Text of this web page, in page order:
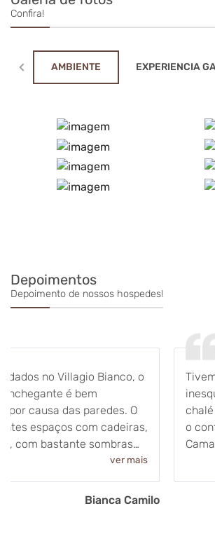
Confira!
AMBIENTE EXPERIENCIA
Depoimentos
Depoimento de nossos hospedes!
Tivemos uma experiência
inesquecível no Viaggio Serra Cantareira! O
chalé era lindo, muito cheiroso e
o conforto que se espera de um
Cama macia, aquecimento
rústica que valoriza o charme do entorno. O
técnicas artesanais. Provamos